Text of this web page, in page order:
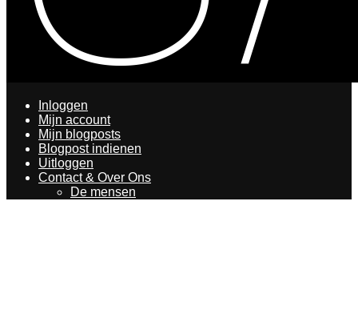
Inloggen
Mijn account
Mijn blogposts
Blogpost indienen
Uitloggen
Contact & Over Ons
De mensen